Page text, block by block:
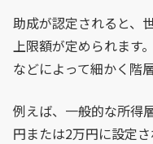
助成が認定されると、
上限額が定められます
などによって細かく階
例えば、一般的な所得
円または2万円に設定